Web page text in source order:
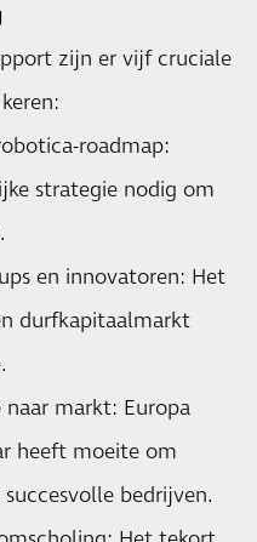
zijn er vijf cruciale
roadmap:
strategie nodig om
en innovatoren: Het
durfkapitaalmarkt
markt: Europa
heeft moeite om
bedrijven.